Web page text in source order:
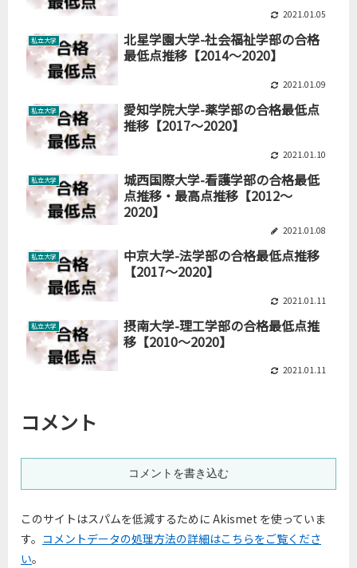
2021.01.05
私立大学
北星学園大学-社会福祉学部の合格
最低点推移【2014～2020】
2021.01.09
私立大学
愛知学院大学-薬学部の合格最低点
推移【2017～2020】
2021.01.10
私立大学
城西国際大学-看護学部の合格最低
点推移・最高点推移【2012～
2020】
2021.01.08
私立大学
中京大学-法学部の合格最低点推移
【2017～2020】
2021.01.11
私立大学
摂南大学-理工学部の合格最低点推
移【2010～2020】
2021.01.11
コメント
コメントを書き込む
このサイトはスパムを低減するために Akismet を使っていま
す。 コメントデータの処理方法の詳細はこちらをご覧くださ
い。